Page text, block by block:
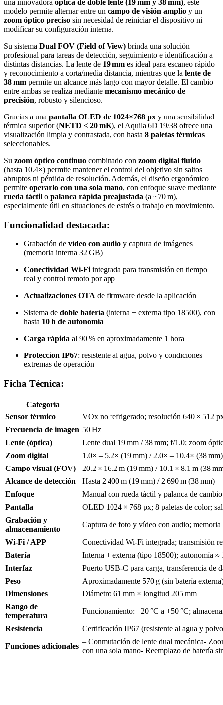
una innovadora óptica de doble lente (19 mm y 38 mm), este
modelo permite alternar entre un campo de visión amplio y un
zoom óptico preciso sin necesidad de reiniciar el dispositivo ni
modificar su configuración interna.
Su sistema Dual FOV (Field of View) brinda una solución
profesional para tareas de detección, seguimiento e identificación a
distintas distancias. La lente de 19 mm es ideal para escaneo rápido
y reconocimiento a corta/media distancia, mientras que la lente de
38 mm permite un alcance más largo con mayor detalle. El cambio
entre ambas se realiza mediante mecanismo mecánico de
precisión, robusto y silencioso.
Gracias a una pantalla OLED de 1024×768 px y una sensibilidad
térmica superior (NETD < 20 mK), el Aquila 6D 19/38 ofrece una
visualización limpia y contrastada, con hasta 8 paletas térmicas
seleccionables.
Su zoom óptico continuo combinado con zoom digital fluido
(hasta 10.4×) permite mantener el control del objetivo sin saltos
abruptos ni pérdida de resolución. Además, el diseño ergonómico
permite operarlo con una sola mano, con enfoque suave mediante
rueda táctil o palanca rápida preajustada (a ~70 m),
especialmente útil en situaciones de estrés o trabajo en movimiento.
Funcionalidad destacada:
Grabación de vídeo con audio y captura de imágenes
(memoria interna 32 GB)
Conectividad Wi‑Fi integrada para transmisión en tiempo
real y control remoto por app
Actualizaciones OTA de firmware desde la aplicación
Sistema de doble batería (interna + externa tipo 18500), con
hasta 10 h de autonomía
Carga rápida al 90 % en aproximadamente 1 hora
Protección IP67: resistente al agua, polvo y condiciones
extremas de operación
Ficha Técnica:
Categoría
Sensor térmico
VOx no refrigerado; resolución 640 × 512
Frecuencia de imagen 50 Hz
Lente (óptica)
Lente dual 19 mm / 38 mm; f/1.0; zoom
Zoom digital
1.0× – 5.2× (19 mm) / 2.0× – 10.4× (38 mm)
Campo visual (FOV)
20.2 × 16.2 m (19 mm) / 10.1 × 8.1 m (38
Alcance de detección
Hasta 2 400 m (19 mm) / 2 690 m (38 mm)
Enfoque
Manual con rueda táctil y palanca de
Pantalla
OLED 1024 × 768 px; 8 paletas de color;
Grabación y
almacenamiento
Captura de foto y vídeo con audio; memoria
Wi‑Fi / APP
Conectividad Wi‑Fi integrada; transmisión
Batería
Interna + externa (tipo 18500); autonomía ≈
Interfaz
Puerto USB‑C para carga, transferencia de
Peso
Aproximadamente 570 g (sin batería externa)
Dimensiones
Diámetro 61 mm × longitud 205 mm
Rango de
temperatura
Funcionamiento: –20 °C a +50 °C;
Resistencia Certificación IP67 (resistente al agua y
Funciones adicionales
– Conmutación de lente dual mecánica-
con una sola mano- Reemplazo de batería